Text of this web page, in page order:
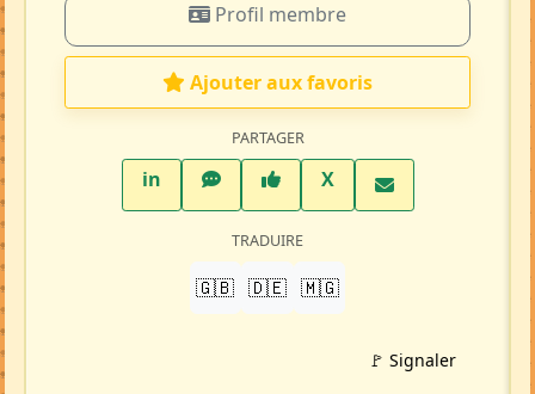
Profil membre
Ajouter aux favoris
PARTAGER
inLinkedInWhatsAppFacebook
XTwitter X
TRADUIRE
🇬🇧 🇩🇪 🇲🇬
🚩 Signaler